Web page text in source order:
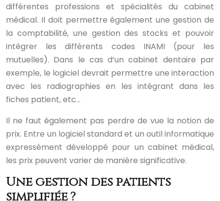
différentes professions et spécialités du cabinet
médical. Il doit permettre également une gestion de
la comptabilité, une gestion des stocks et pouvoir
intégrer les différents codes INAMI (pour les
mutuelles). Dans le cas d’un cabinet dentaire par
exemple, le logiciel devrait permettre une interaction
avec les radiographies en les intégrant dans les
fiches patient, etc…
Il ne faut également pas perdre de vue la notion de
prix. Entre un logiciel standard et un outil informatique
expressément développé pour un cabinet médical,
les prix peuvent varier de manière significative.
Une gestion des patients
simplifiée ?